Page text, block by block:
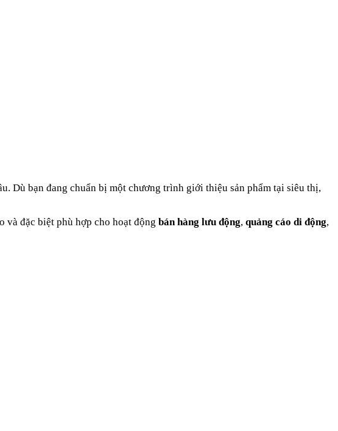
Dù bạn đang chuẩn bị một chương trình giới thiệu sản phẩm tại siêu thị,
và đặc biệt phù hợp cho hoạt động bán hàng lưu động, quảng cáo di động,